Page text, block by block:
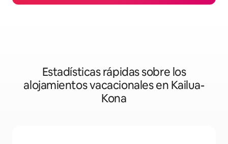
Estadísticas rápidas sobre los
alojamientos vacacionales en Kailua-
Kona